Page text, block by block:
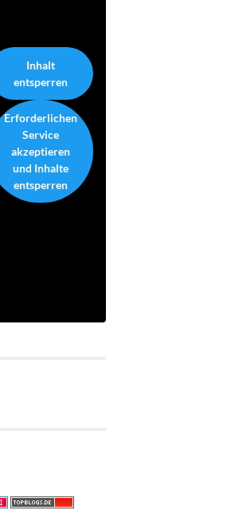
Inhalt
entsperren
Erforderlichen
Service
akzeptieren
und Inhalte
entsperren